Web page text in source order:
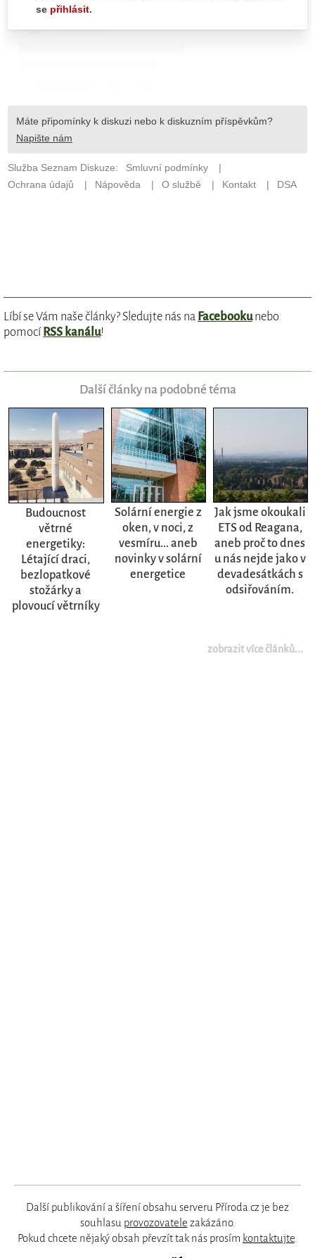
Líbí se Vám naše články? Sledujte nás na Facebookunebo
pomocíRSS kanálu!
Další články na podobné téma
Budoucnost
větrné
energetiky:
Létající draci,
bezlopatkové
stožárky a
plovoucí větrníky
Solární energie z
oken, v noci, z
vesmíru... aneb
novinky v solární
energetice
Jak jsme okoukali
ETS od Reagana,
aneb proč to dnes
u nás nejde jako v
devadesátkách s
odsiřováním.
zobrazit více článků...
Další publikování a šíření obsahu serveru Příroda.cz je bez
souhlasu provozovatele zakázáno.
Pokud chcete nějaký obsah převzít tak nás prosím kontaktujte